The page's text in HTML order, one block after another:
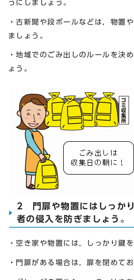
うにしましょう。
・古新聞や段ボールなどは，物置
ましょう。
・地域でのごみ出しのルールを決
ょう。
2 門扉や物置にはしっか
者の侵入を防ぎましょう。
・空き家や物置には，しっかり鍵
・門扉がある場合は，扉を閉めて